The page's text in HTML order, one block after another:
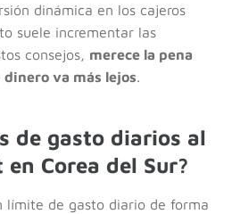
dinámica en los cajeros
suele incrementar las
consejos, merece la pena
va más lejos.
de gasto diarios al
Corea del Sur?
límite de gasto diario de forma